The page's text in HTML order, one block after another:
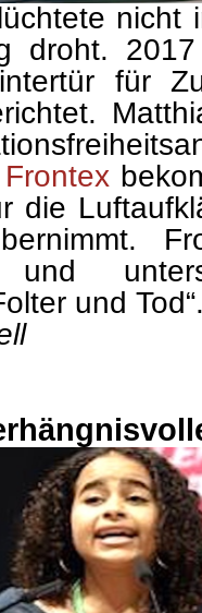
nicht
droht.
für
die
und
und